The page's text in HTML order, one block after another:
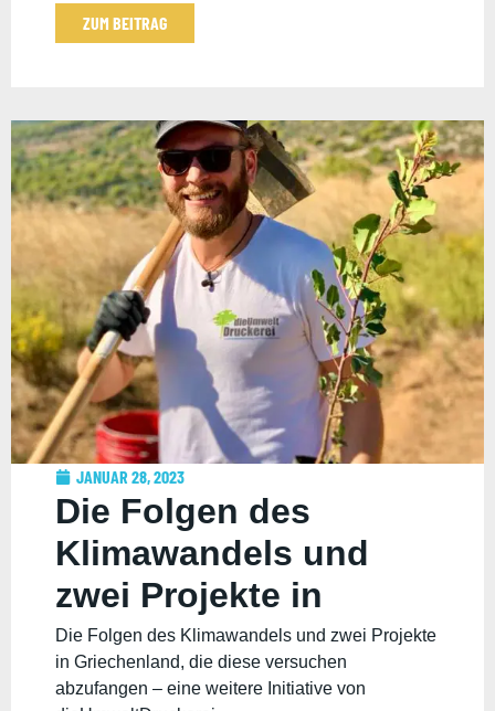
ZUM BEITRAG
JANUAR 28, 2023
Die Folgen des
Klimawandels und
zwei Projekte in
Griechenland, die
diese versuchen
Die Folgen des Klimawandels und zwei Projekte
in Griechenland, die diese versuchen
abzufangen – eine weitere Initiative von